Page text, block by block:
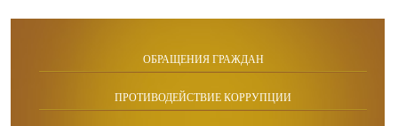
ОБРАЩЕНИЯ ГРАЖДАН
ПРОТИВОДЕЙСТВИЕ КОРРУПЦИИ